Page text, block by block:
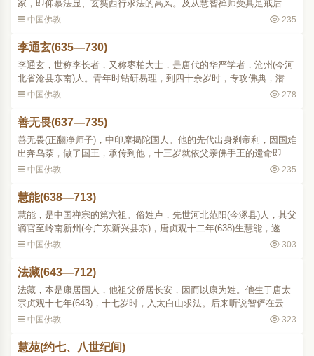
家，即仰慕法显、玄奘西行求法的高风。及从慧智禅师受具足戒后，
学习道宣、法砺两家律部的文疏五年，前往洛阳学《对法》(《集
中国佛教 235
李通玄(635—730)
李通玄，世称李长者，又称枣柏大士，是唐代的华严学者，沧州(今河
北省沧县东南)人。青年时钻研易理，到四十余岁时，专攻佛典，潜心
《华严》。当时正值八十《华严》译成。于开元七年(719)春，他携带
中国佛教 278
善无畏(637—735)
善无畏(正翻净师子)，中印摩揭陀国人。他的先代出身刹帝利，因国难
出奔乌荼，做了国王，承传到他，十三岁就依父亲佛手王的遗命即
位。兄弟们不服，起兵相争，他于平乱之后，让位于兄，决意出家。
中国佛教 235
慧能(638—713)
慧能，是中国禅宗的第六祖。俗姓卢，先世河北范阳(今涿县)人，其父
谪官至岭南新州(今广东新兴县东)，唐贞观十二年(638)生慧能，遂为
广东新州人。慧能幼年丧父，后移南海，家境贫困，靠卖柴养母。有
中国佛教 303
法藏(643—712)
法藏，本是康居国人，他祖父侨居长安，因而以康为姓。他生于唐太
宗贞观十七年(643)，十七岁时，入太白山求法。后来听说智俨在云华
寺讲《华严经》，就去听讲，因设数问请教，为智俨所赞赏，从此列
中国佛教 323
慧苑(约七、八世纪间)